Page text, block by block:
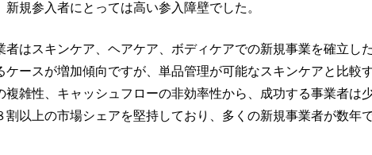
新規参入者にとっては高い参入障壁でした。
者はスキンケア、ヘアケア、ボディケアでの新規事業を確立し
ケースが増加傾向ですが、単品管理が可能なスキンケアと比較
複雑性、キャッシュフローの非効率性から、成功する事業者は
割以上の市場シェアを堅持しており、多くの新規事業者が数年